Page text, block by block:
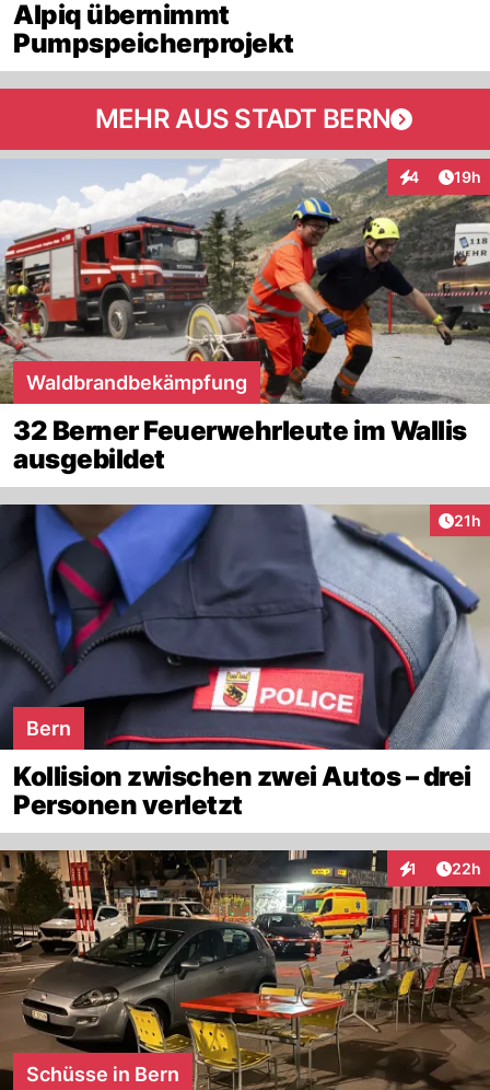
Alpiq übernimmt
Pumpspeicherprojekt
MEHR AUS STADT BERN
4
Interaktionen
19h
Waldbrandbekämpfung
32 Berner Feuerwehrleute im Wallis
ausgebildet
21h
Bern
Kollision zwischen zwei Autos – drei
Personen verletzt
1
Interaktionen
22h
Schüsse in Bern